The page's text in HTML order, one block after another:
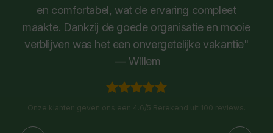
en comfortabel, wat de ervaring compleet
maakte. Dankzij de goede organisatie en mooie
verblijven was het een onvergetelijke vakantie"
— Willem
Onze klanten geven ons een 4.6/5 Berekend uit 100 reviews.